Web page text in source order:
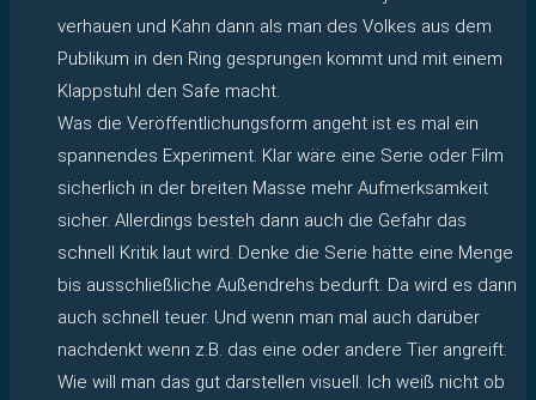
verhauen und Kahn dann als man des Volkes aus dem
Publikum in den Ring gesprungen kommt und mit einem
Klappstuhl den Safe macht.
Was die Veröffentlichungsform angeht ist es mal ein
spannendes Experiment. Klar wäre eine Serie oder Film
sicherlich in der breiten Masse mehr Aufmerksamkeit
sicher. Allerdings besteh dann auch die Gefahr das
schnell Kritik laut wird. Denke die Serie hätte eine Menge
bis ausschließliche Außendrehs bedurft. Da wird es dann
auch schnell teuer. Und wenn man mal auch darüber
nachdenkt wenn z.B. das eine oder andere Tier angreift.
Wie will man das gut darstellen visuell. Ich weiß nicht ob